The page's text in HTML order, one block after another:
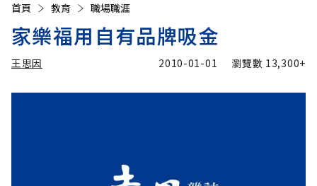
首頁 教育 職場職涯
家樂福用自有品牌吸金
王思因 2010-01-01 瀏覽數 13,300+